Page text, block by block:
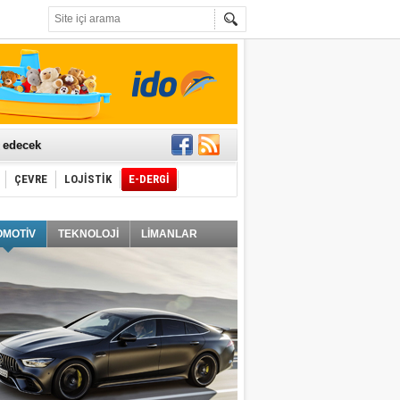
ÇEVRE LOJİSTİK E-DERGİ
TEKNOLOJİ LİMANLAR